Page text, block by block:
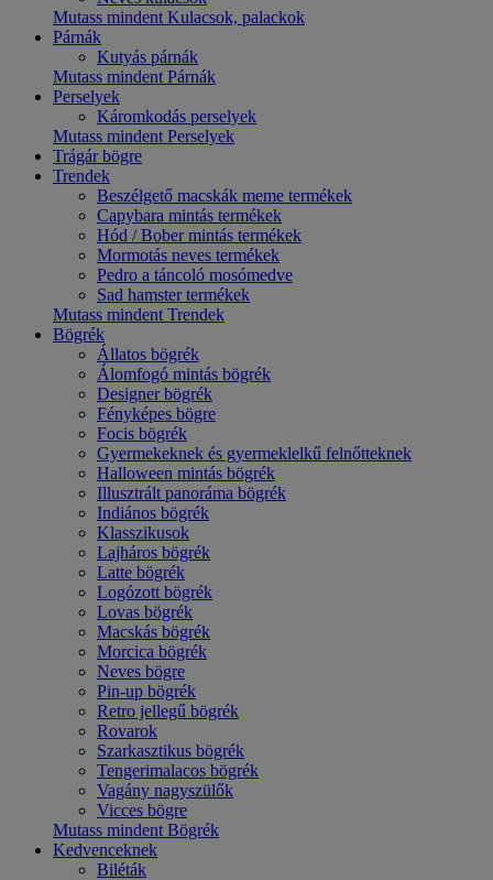
Mutass mindent Kulacsok, palackok
Párnák
Kutyás párnák
Mutass mindent Párnák
Perselyek
Káromkodás perselyek
Mutass mindent Perselyek
Trágár bögre
Trendek
Beszélgető macskák meme termékek
Capybara mintás termékek
Hód / Bober mintás termékek
Mormotás neves termékek
Pedro a táncoló mosómedve
Sad hamster termékek
Mutass mindent Trendek
Bögrék
Állatos bögrék
Álomfogó mintás bögrék
Designer bögrék
Fényképes bögre
Focis bögrék
Gyermekeknek és gyermeklelkű felnőtteknek
Halloween mintás bögrék
Illusztrált panoráma bögrék
Indiános bögrék
Klasszikusok
Lajháros bögrék
Latte bögrék
Logózott bögrék
Lovas bögrék
Macskás bögrék
Morcica bögrék
Neves bögre
Pin-up bögrék
Retro jellegű bögrék
Rovarok
Szarkasztikus bögrék
Tengerimalacos bögrék
Vagány nagyszülők
Vicces bögre
Mutass mindent Bögrék
Kedvenceknek
Biléták